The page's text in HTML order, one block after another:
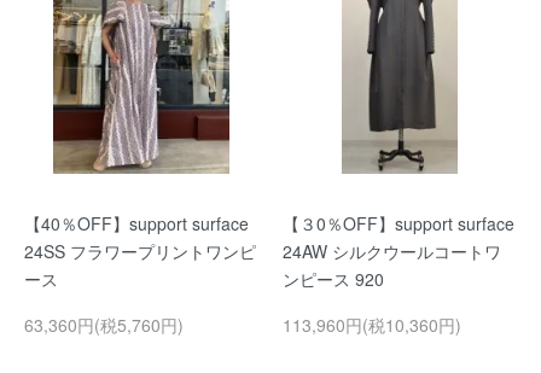
【40％OFF】support surface
24SS フラワープリントワンピ
ース
63,360円(税5,760円)
【３0％OFF】support surface
24AW シルクウールコートワ
ンピース 920
113,960円(税10,360円)